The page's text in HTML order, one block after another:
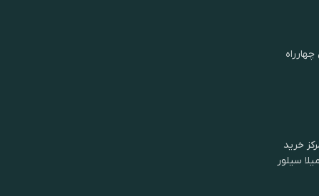
خرید